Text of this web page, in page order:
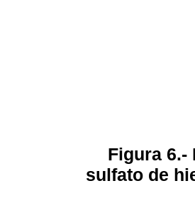
Figura 6.-
sulfato de